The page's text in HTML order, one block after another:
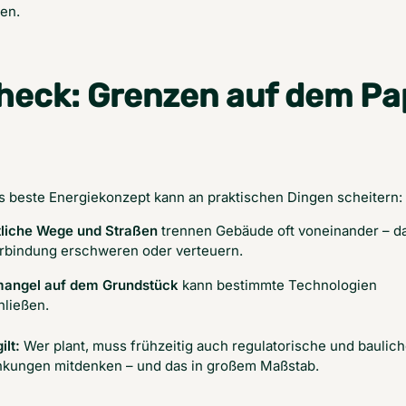
Grenzen auf dem
beste Energiekonzept kann an praktischen Dingen scheitern:
Wege und Straßen trennen Gebäude oft voneinander –
erschweren oder verteuern.
auf dem Grundstück kann bestimmte Technologien
Wer plant, muss frühzeitig auch regulatorische und
mitdenken – und das in großem Maßstab.